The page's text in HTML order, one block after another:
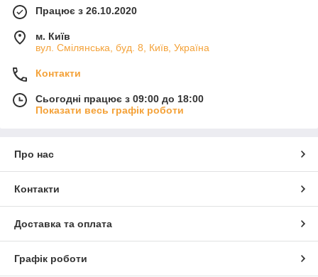
Працює з 26.10.2020
м. Київ
вул. Смілянська, буд. 8, Київ, Україна
Контакти
Сьогодні працює з 09:00 до 18:00
Показати весь графік роботи
Про нас
Контакти
Доставка та оплата
Графік роботи